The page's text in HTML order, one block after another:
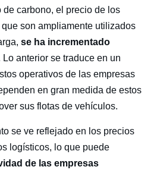
carbono, el precio de los
son ampliamente utilizados
se ha incrementado
Lo anterior se traduce en un
operativos de las empresas
en gran medida de estos
sus flotas de vehículos.
se ve reflejado en los precios
logísticos, lo que puede
de las empresas